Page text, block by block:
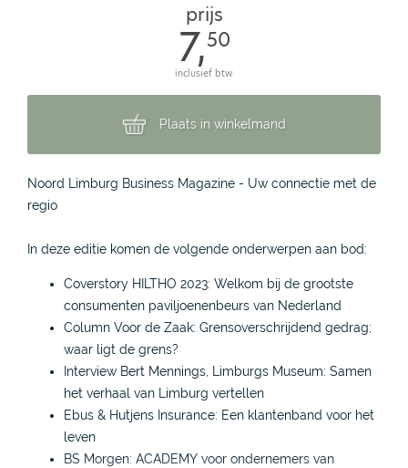
prijs
7,50
inclusief btw
Plaats in winkelmand
Noord Limburg Business Magazine - Uw connectie met de
regio
In deze editie komen de volgende onderwerpen aan bod:
Coverstory HILTHO 2023: Welkom bij de grootste
consumenten paviljoenenbeurs van Nederland
Column Voor de Zaak: Grensoverschrijdend gedrag;
waar ligt de grens?
Interview Bert Mennings, Limburgs Museum: Samen
het verhaal van Limburg vertellen
Ebus & Hutjens Insurance: Een klantenband voor het
leven
BS Morgen: ACADEMY voor ondernemers van